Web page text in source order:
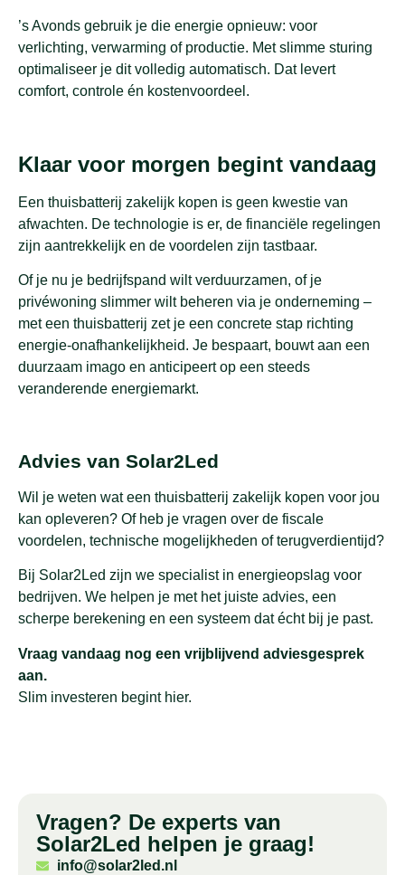
’s Avonds gebruik je die energie opnieuw: voor
verlichting, verwarming of productie. Met slimme sturing
optimaliseer je dit volledig automatisch. Dat levert
comfort, controle én kostenvoordeel.
Klaar voor morgen begint vandaag
Een thuisbatterij zakelijk kopen is geen kwestie van
afwachten. De technologie is er, de financiële regelingen
zijn aantrekkelijk en de voordelen zijn tastbaar.
Of je nu je bedrijfspand wilt verduurzamen, of je
privéwoning slimmer wilt beheren via je onderneming –
met een thuisbatterij zet je een concrete stap richting
energie-onafhankelijkheid. Je bespaart, bouwt aan een
duurzaam imago en anticipeert op een steeds
veranderende energiemarkt.
Advies van Solar2Led
Wil je weten wat een thuisbatterij zakelijk kopen voor jou
kan opleveren? Of heb je vragen over de fiscale
voordelen, technische mogelijkheden of terugverdientijd?
Bij Solar2Led zijn we specialist in energieopslag voor
bedrijven. We helpen je met het juiste advies, een
scherpe berekening en een systeem dat écht bij je past.
Vraag vandaag nog een vrijblijvend adviesgesprek
aan.
Slim investeren begint hier.
Vragen? De experts van
Solar2Led helpen je graag!
info@solar2led.nl